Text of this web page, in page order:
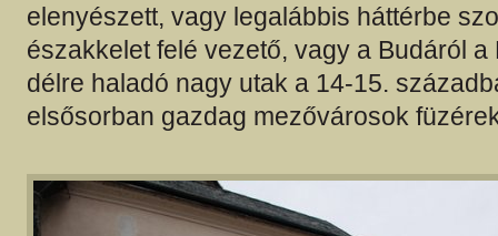
elenyészett, vagy legalábbis háttérbe
északkelet felé vezető, vagy a Budáról a
délre haladó nagy utak a 14-15.
elsősorban gazdag mezővárosok